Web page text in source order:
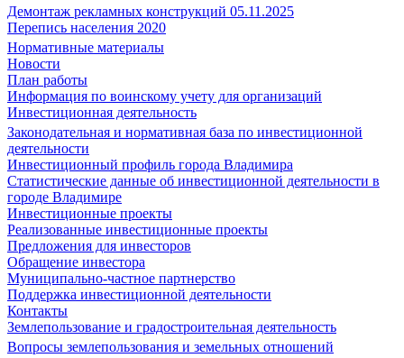
Демонтаж рекламных конструкций 05.11.2025
Перепись населения 2020
Нормативные материалы
Новости
План работы
Информация по воинскому учету для организаций
Инвестиционная деятельность
Законодательная и нормативная база по инвестиционной
деятельности
Инвестиционный профиль города Владимира
Статистические данные об инвестиционной деятельности в
городе Владимире
Инвестиционные проекты
Реализованные инвестиционные проекты
Предложения для инвесторов
Обращение инвестора
Муниципально-частное партнерство
Поддержка инвестиционной деятельности
Контакты
Землепользование и градостроительная деятельность
Вопросы землепользования и земельных отношений